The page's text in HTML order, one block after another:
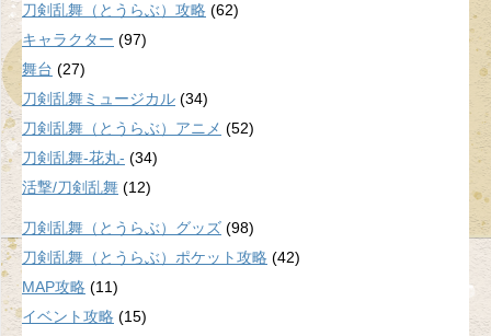
刀剣乱舞（とうらぶ）攻略 (62)
キャラクター (97)
舞台 (27)
刀剣乱舞ミュージカル (34)
刀剣乱舞（とうらぶ）アニメ (52)
刀剣乱舞-花丸- (34)
活撃/刀剣乱舞 (12)
刀剣乱舞（とうらぶ）グッズ (98)
刀剣乱舞（とうらぶ）ポケット攻略 (42)
MAP攻略 (11)
イベント攻略 (15)